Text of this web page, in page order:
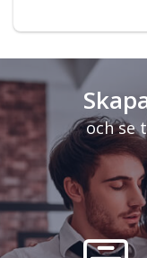
och se